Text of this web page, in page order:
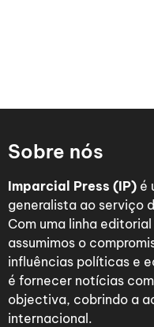
Sobre nós
Imparcial Press (IP) é
generalista ao serviço
Com uma linha
assumimos o
influências políticas e
é fornecer notícias
objectiva, cobrindo a
internacional.